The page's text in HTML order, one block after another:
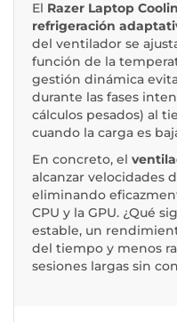
El Razer Laptop
refrigeración
del ventilador se
función de la
gestión dinámica
durante las fases
cálculos pesados) al
cuando la carga es
En concreto, el
alcanzar velocidades
eliminando
CPU y la GPU. ¿Qué
estable, un
del tiempo y menos
sesiones largas sin